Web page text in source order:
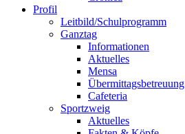
Profil
Leitbild/Schulprogramm
Ganztag
Informationen
Aktuelles
Mensa
Übermittagsbetreuung
Cafeteria
Sportzweig
Aktuelles